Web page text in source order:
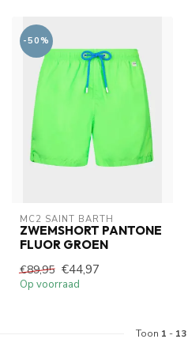
-50%
MC2 SAINT BARTH
ZWEMSHORT PANTONE
FLUOR GROEN
€89,95 €44,97
Op voorraad
Toon 1 - 13